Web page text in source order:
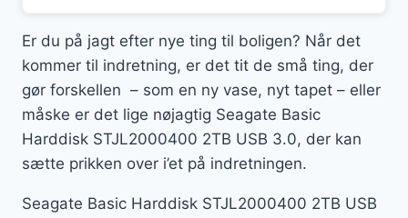
Er du på jagt efter nye ting til boligen? Når det
kommer til indretning, er det tit de små ting, der
gør forskellen – som en ny vase, nyt tapet – eller
måske er det lige nøjagtig Seagate Basic
Harddisk STJL2000400 2TB USB 3.0, der kan
sætte prikken over i’et på indretningen.
Seagate Basic Harddisk STJL2000400 2TB USB